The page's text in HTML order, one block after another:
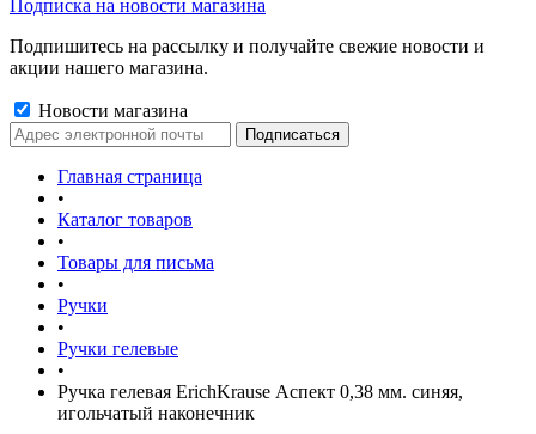
Подписка на новости магазина
Подпишитесь на рассылку и получайте свежие новости и
акции нашего магазина.
Новости магазина
Главная страница
•
Каталог товаров
•
Товары для письма
•
Ручки
•
Ручки гелевые
•
Ручка гелевая ErichKrause Аспект 0,38 мм. синяя,
игольчатый наконечник